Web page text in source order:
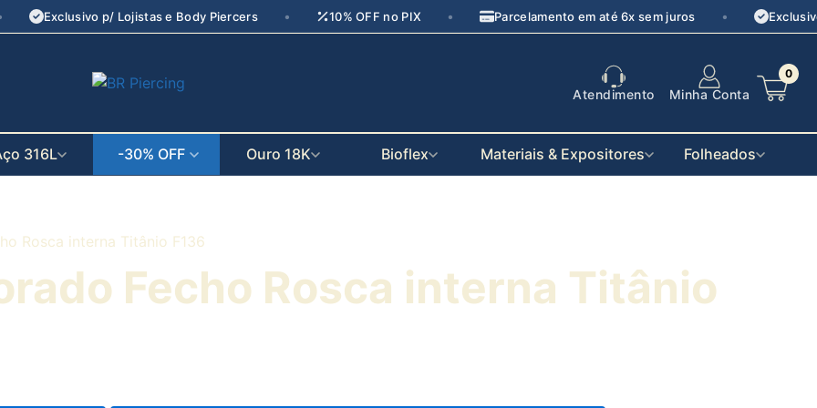
Exclusivo p/ Lojistas e Body Piercers • 10% OFF no PIX • Parcelamento em até 6x sem juros •
de crescimento Atendimento Minha Conta
0
316L -30% OFF Ouro 18K Bioflex Materiais & Expositores Folheados
Rosca interna Titânio F136
Fecho Rosca interna Titânio